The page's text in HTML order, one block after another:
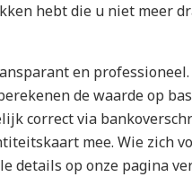
hebt die u niet meer
en
de waarde op
correct via
mee. Wie zich
details op onze pagina